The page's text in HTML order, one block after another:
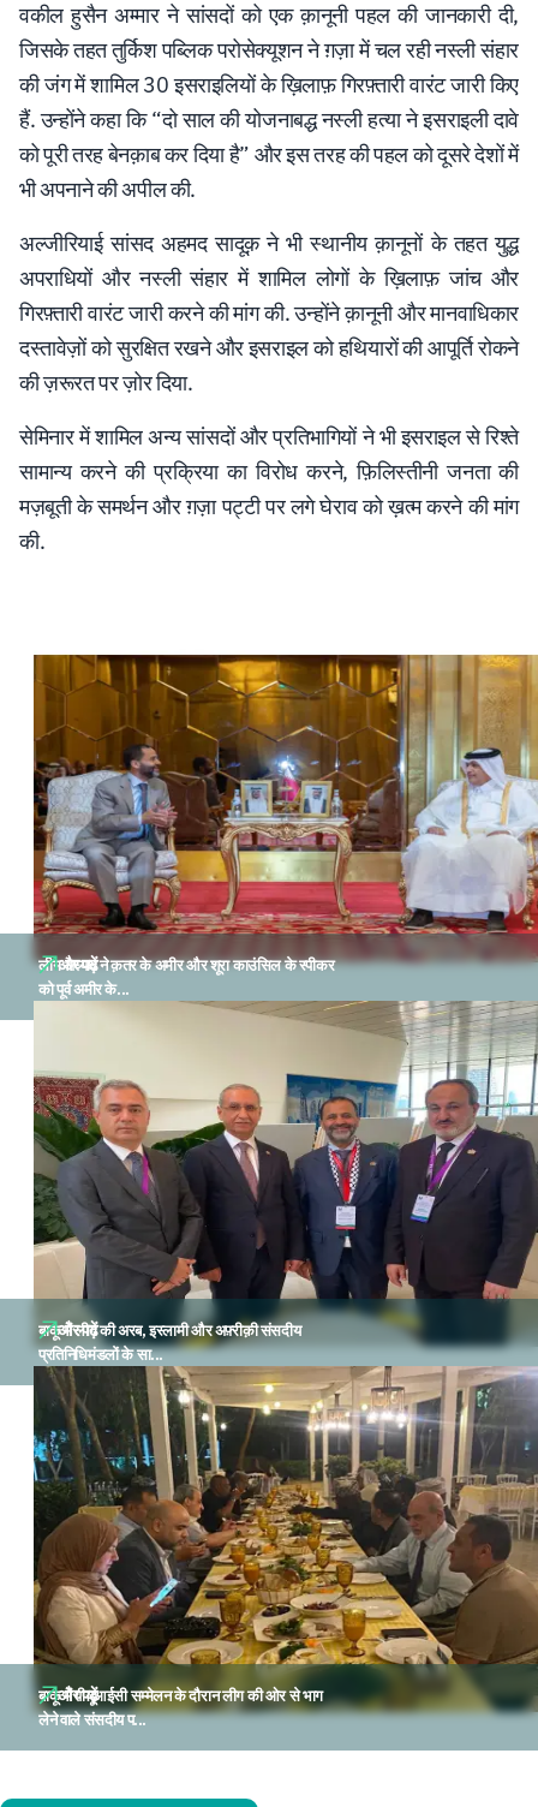
वकील हुसैन अम्मार ने सांसदों को एक क़ानूनी पहल की जानकारी दी,
जिसके तहत तुर्किश पब्लिक परोसेक्यूशन ने ग़ज़ा में चल रही नस्ली संहार
की जंग में शामिल 30 इसराइलियों के ख़िलाफ़ गिरफ़्तारी वारंट जारी किए
हैं. उन्होंने कहा कि “दो साल की योजनाबद्ध नस्ली हत्या ने इसराइली दावे
को पूरी तरह बेनक़ाब कर दिया है” और इस तरह की पहल को दूसरे देशों में
भी अपनाने की अपील की.
अल्जीरियाई सांसद अहमद सादूक़ ने भी स्थानीय क़ानूनों के तहत युद्ध
अपराधियों और नस्ली संहार में शामिल लोगों के ख़िलाफ़ जांच और
गिरफ़्तारी वारंट जारी करने की मांग की. उन्होंने क़ानूनी और मानवाधिकार
दस्तावेज़ों को सुरक्षित रखने और इसराइल को हथियारों की आपूर्ति रोकने
की ज़रूरत पर ज़ोर दिया.
सेमिनार में शामिल अन्य सांसदों और प्रतिभागियों ने भी इसराइल से रिश्ते
सामान्य करने की प्रक्रिया का विरोध करने, फ़िलिस्तीनी जनता की
मज़बूती के समर्थन और ग़ज़ा पट्टी पर लगे घेराव को ख़त्म करने की मांग
की.
लीग अध्यक्ष ने क़तर के अमीर और शूरा काउंसिल के स्पीकर
को पूर्व अमीर के...
और पढ़ें
बाकू में लीग की अरब, इस्लामी और अफ़्रीक़ी संसदीय
प्रतिनिधिमंडलों के सा...
और पढ़ें
बाकू में पीयूआईसी सम्मेलन के दौरान लीग की ओर से भाग
लेने वाले संसदीय प...
और पढ़ें